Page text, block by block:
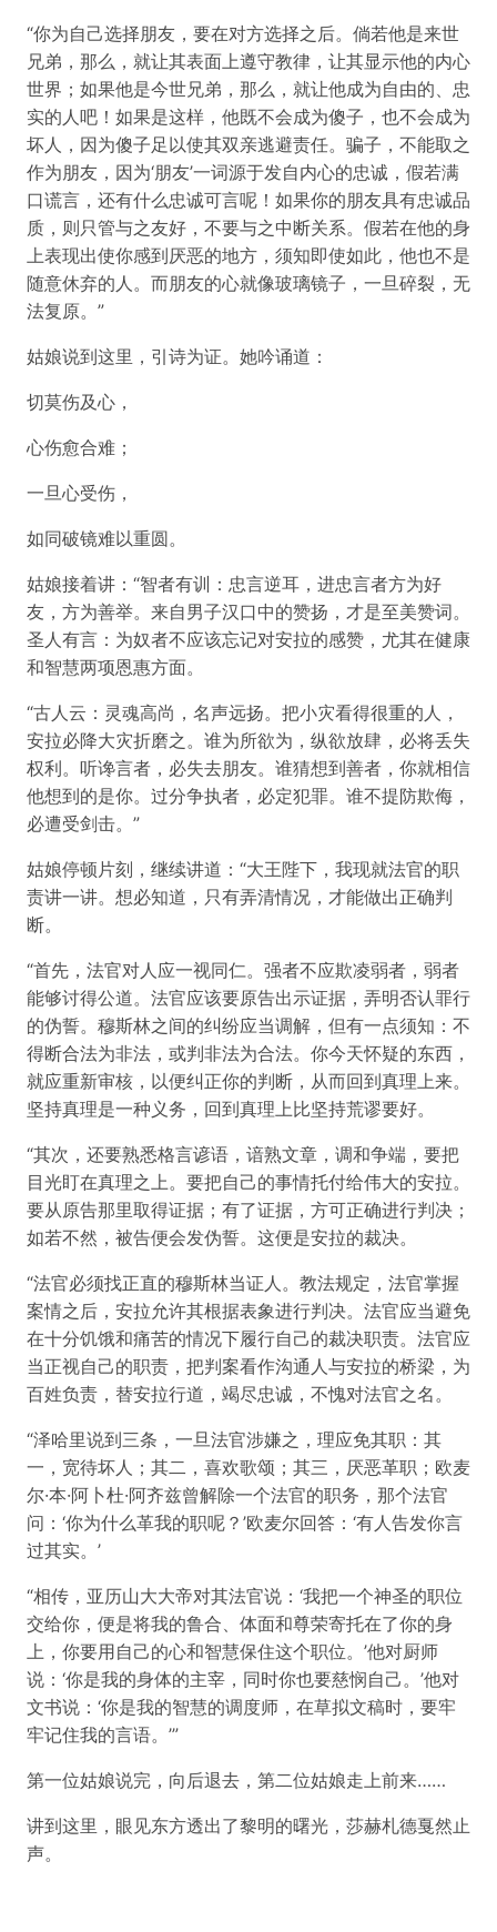
“你为自己选择朋友，要在对方选择之后。倘若他是来世
兄弟，那么，就让其表面上遵守教律，让其显示他的内心
世界；如果他是今世兄弟，那么，就让他成为自由的、忠
实的人吧！如果是这样，他既不会成为傻子，也不会成为
坏人，因为傻子足以使其双亲逃避责任。骗子，不能取之
作为朋友，因为‘朋友’一词源于发自内心的忠诚，假若满
口谎言，还有什么忠诚可言呢！如果你的朋友具有忠诚品
质，则只管与之友好，不要与之中断关系。假若在他的身
上表现出使你感到厌恶的地方，须知即使如此，他也不是
随意休弃的人。而朋友的心就像玻璃镜子，一旦碎裂，无
法复原。”
姑娘说到这里，引诗为证。她吟诵道：
切莫伤及心，
心伤愈合难；
一旦心受伤，
如同破镜难以重圆。
姑娘接着讲：“智者有训：忠言逆耳，进忠言者方为好
友，方为善举。来自男子汉口中的赞扬，才是至美赞词。
圣人有言：为奴者不应该忘记对安拉的感赞，尤其在健康
和智慧两项恩惠方面。
“古人云：灵魂高尚，名声远扬。把小灾看得很重的人，
安拉必降大灾折磨之。谁为所欲为，纵欲放肆，必将丢失
权利。听谗言者，必失去朋友。谁猜想到善者，你就相信
他想到的是你。过分争执者，必定犯罪。谁不提防欺侮，
必遭受剑击。”
姑娘停顿片刻，继续讲道：“大王陛下，我现就法官的职
责讲一讲。想必知道，只有弄清情况，才能做出正确判
断。
“首先，法官对人应一视同仁。强者不应欺凌弱者，弱者
能够讨得公道。法官应该要原告出示证据，弄明否认罪行
的伪誓。穆斯林之间的纠纷应当调解，但有一点须知：不
得断合法为非法，或判非法为合法。你今天怀疑的东西，
就应重新审核，以便纠正你的判断，从而回到真理上来。
坚持真理是一种义务，回到真理上比坚持荒谬要好。
“其次，还要熟悉格言谚语，谙熟文章，调和争端，要把
目光盯在真理之上。要把自己的事情托付给伟大的安拉。
要从原告那里取得证据；有了证据，方可正确进行判决；
如若不然，被告便会发伪誓。这便是安拉的裁决。
“法官必须找正直的穆斯林当证人。教法规定，法官掌握
案情之后，安拉允许其根据表象进行判决。法官应当避免
在十分饥饿和痛苦的情况下履行自己的裁决职责。法官应
当正视自己的职责，把判案看作沟通人与安拉的桥梁，为
百姓负责，替安拉行道，竭尽忠诚，不愧对法官之名。
“泽哈里说到三条，一旦法官涉嫌之，理应免其职：其
一，宽待坏人；其二，喜欢歌颂；其三，厌恶革职；欧麦
尔·本·阿卜杜·阿齐兹曾解除一个法官的职务，那个法官
问：‘你为什么革我的职呢？’欧麦尔回答：‘有人告发你言
过其实。’
“相传，亚历山大大帝对其法官说：‘我把一个神圣的职位
交给你，便是将我的鲁合、体面和尊荣寄托在了你的身
上，你要用自己的心和智慧保住这个职位。’他对厨师
说：‘你是我的身体的主宰，同时你也要慈悯自己。’他对
文书说：‘你是我的智慧的调度师，在草拟文稿时，要牢
牢记住我的言语。’”
第一位姑娘说完，向后退去，第二位姑娘走上前来……
讲到这里，眼见东方透出了黎明的曙光，莎赫札德戛然止
声。